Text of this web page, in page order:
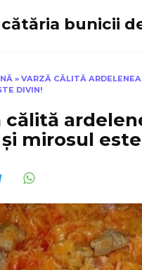
bunicii
» VARZĂ CĂLITĂ
DIVIN!
călită
și mirosul